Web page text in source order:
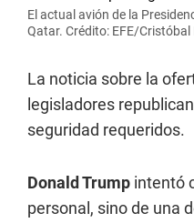
El actual avión de la
Qatar. Crédito: EFE/Cristóbal
La noticia sobre la
legisladores
seguridad requeridos.
Donald Trump intentó
personal, sino de una